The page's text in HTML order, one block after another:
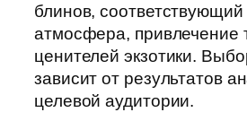
блинов,
атмосфера, привлечение
ценителей экзотики.
зависит от результатов
целевой аудитории.